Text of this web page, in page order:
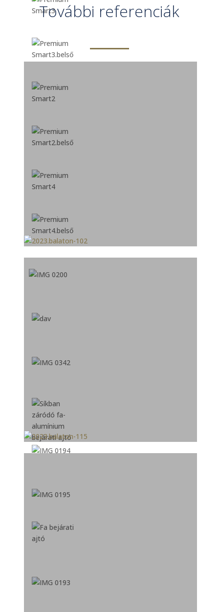
További referenciák